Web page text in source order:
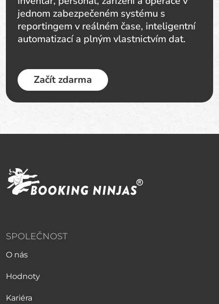
jednom zabezpečeném systému s
reportingem v reálném čase, inteligentní
automatizací a plným vlastnictvím dat.
Začít zdarma
SPOLEČNOST
O nás
Hodnoty
Kariéra